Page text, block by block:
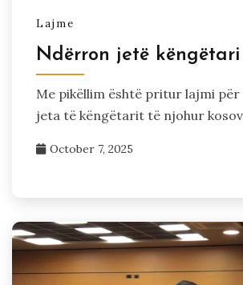
Lajme
Ndërron jetë këngëtari
Me pikëllim është pritur lajmi
jeta të këngëtarit të njohur
October 7, 2025